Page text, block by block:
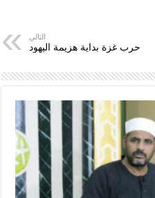
التالي
حرب غزة بداية هزيمة اليهود